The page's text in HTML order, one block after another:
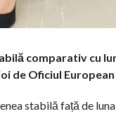
comparativ cu
de Oficiul
stabilă față de